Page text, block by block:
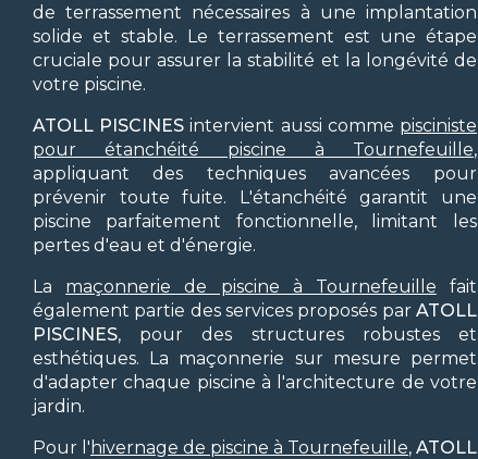
de terrassement nécessaires à une implantation
solide et stable. Le terrassement est une étape
cruciale pour assurer la stabilité et la longévité de
votre piscine.
ATOLL PISCINES intervient aussi comme pisciniste
pour étanchéité piscine à Tournefeuille,
appliquant des techniques avancées pour
prévenir toute fuite. L'étanchéité garantit une
piscine parfaitement fonctionnelle, limitant les
pertes d'eau et d'énergie.
La maçonnerie de piscine à Tournefeuille fait
également partie des services proposés par ATOLL
PISCINES, pour des structures robustes et
esthétiques. La maçonnerie sur mesure permet
d'adapter chaque piscine à l'architecture de votre
jardin.
Pour l' hivernage de piscine à Tournefeuille, ATOLL